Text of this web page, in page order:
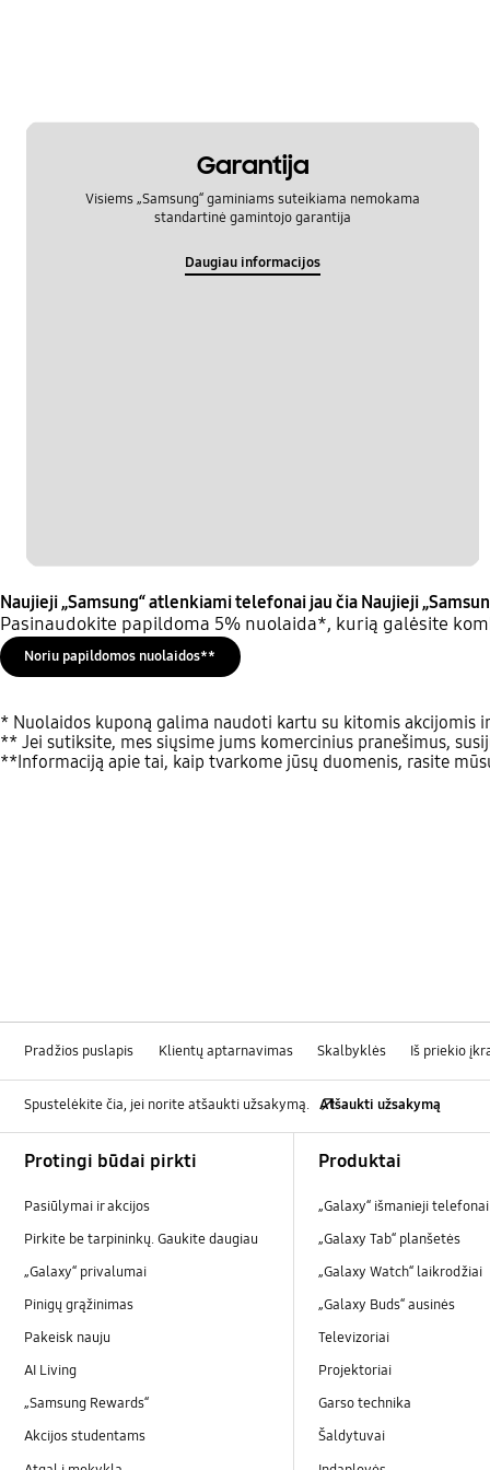
Garantija
Visiems „Samsung“ gaminiams suteikiama nemokama
standartinė gamintojo garantija
Daugiau informacijos
Naujieji „Samsung“ atlenkiami telefonai jau čia Naujieji
Pasinaudokite papildoma 5% nuolaida*, kurią galėsite
Noriu papildomos nuolaidos**
* Nuolaidos kuponą galima naudoti kartu su kitomis akcijomis
** Jei sutiksite, mes siųsime jums komercinius pranešimus,
**Informaciją apie tai, kaip tvarkome jūsų duomenis, rasite
Pradžios puslapis Klientų aptarnavimas Skalbyklės Iš priekio
Spustelėkite čia, jei norite atšaukti užsakymą. Atšaukti užsakymą
Protingi būdai pirkti
Pasiūlymai ir akcijos
Pirkite be tarpininkų. Gaukite daugiau
„Galaxy“ privalumai
Pinigų grąžinimas
Pakeisk nauju
AI Living
„Samsung Rewards“
Akcijos studentams
Produktai
„Galaxy“ išmanieji telefonai
„Galaxy Tab“ planšetės
„Galaxy Watch“ laikrodžiai
„Galaxy Buds“ ausinės
Televizoriai
Projektoriai
Garso technika
Šaldytuvai